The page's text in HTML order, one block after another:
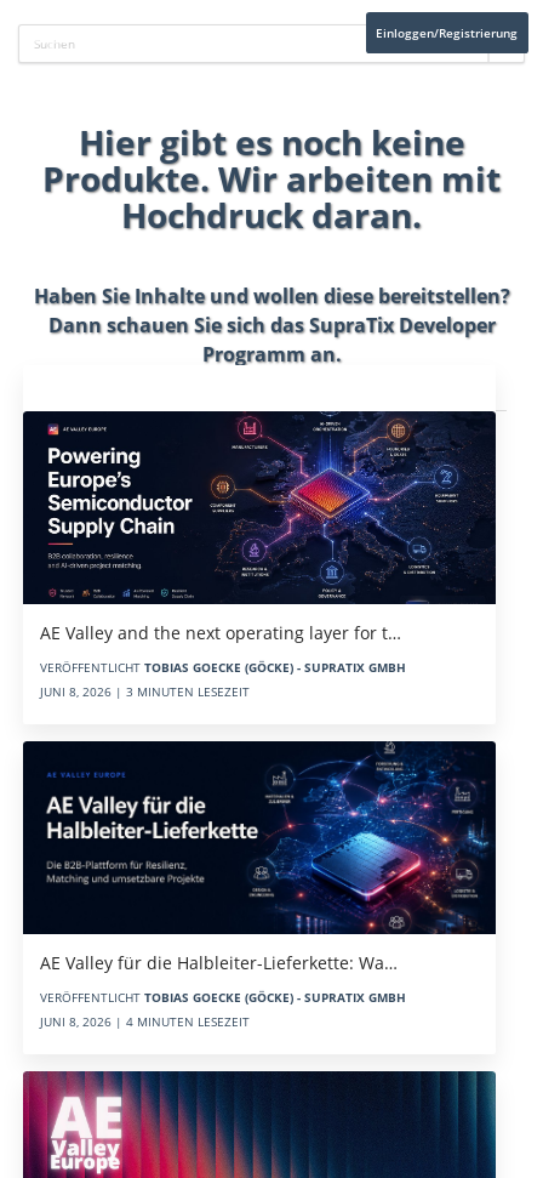
Einloggen/Registrierung
Hier gibt es noch keine
Produkte. Wir arbeiten mit
Hochdruck daran.
Haben Sie Inhalte und wollen diese bereitstellen?
Dann schauen Sie sich dasSupraTix Developer
Programman.
AE Valley and the next operating layer for t…
VERÖFFENTLICHT TOBIAS GOECKE (GÖCKE) - SUPRATIX GMBH
JUNI 8, 2026 | 3 MINUTEN LESEZEIT
AE Valley für die Halbleiter-Lieferkette: Wa…
VERÖFFENTLICHT TOBIAS GOECKE (GÖCKE) - SUPRATIX GMBH
JUNI 8, 2026 | 4 MINUTEN LESEZEIT